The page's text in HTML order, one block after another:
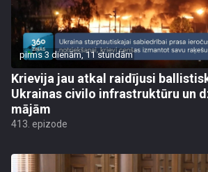
pirms 3 dienām, 11 stundām
Krievija jau atkal raidījusi
Ukrainas civilo infrastruktūru un
mājām
413. epizode